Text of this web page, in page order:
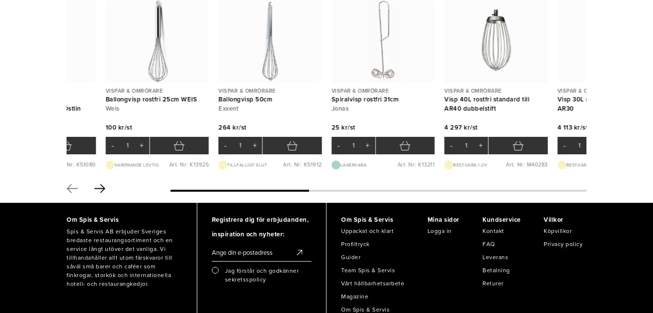
rostfritt skaft 80cm Östlin
Art. Nr: K51080
VISPAR & OMRÖRARE
Ballongvisp rostfri 25cm WEIS
Weis
100 kr/st
- +
VARIERANDE LEVTID Art. Nr: K13925
VISPAR & OMRÖRARE
Ballongvisp 50cm
Exxent
264 kr/st
- +
TILLFÄLLIGT SLUT Art. Nr: K51912
VISPAR & OMRÖRARE
Spiralvisp rostfri 31cm
Jonas
25 kr/st
- +
LAGERVARA Art. Nr: K13211
VISPAR & OMRÖRARE
Visp 40L rostfri standard till
AR40 dubbelstift
4 297 kr/st
- +
BEST.VARA 1-2V Art. Nr: M40283
VISPAR & OMRÖRARE
Visp 30L rostfri standard till
AR30
4 113 kr/st
-
BEST.VARA 1-2V
Om Spis & Servis
Spis & Servis AB erbjuder Sveriges
bredaste restaurangsortiment och en
service långt utöver det vanliga. Vi
tillhandahåller allt utom färskvaror till
såväl små barer och caféer som
finkrogar, storkök och internationella
hotell- och restaurangkedjor.
Registrera dig för erbjudanden,
inspiration och nyheter:
Jag förstår och godkänner
sekretsspolicy
Om Spis & Servis
Uppackat och klart
Profiltryck
Guider
Team Spis & Servis
Vårt hållbarhetsarbete
Magazine
Om Spis & Servis
Mina sidor
Logga in
Kundservice
Kontakt
FAQ
Leverans
Betalning
Returer
Villkor
Köpvillkor
Privacy policy